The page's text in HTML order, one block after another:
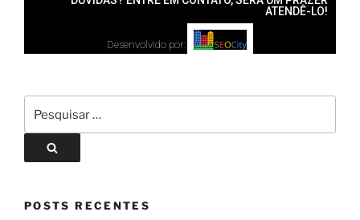
ATENDÊ-LO!
Desenvolvido por:
POSTS RECENTES